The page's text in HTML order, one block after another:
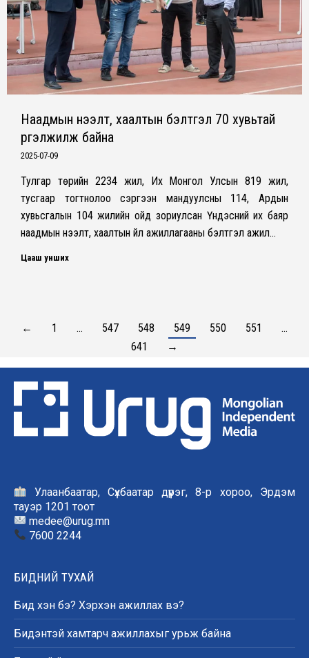
Наадмын нээлт, хаалтын бэлтгэл 70 хувьтай
үргэлжилж байна
2025-07-09
Тулгар төрийн 2234 жил, Их Монгол Улсын 819 жил,
тусгаар тогтнолоо сэргээн мандуулсны 114, Ардын
хувьсгалын 104 жилийн ойд зориулсан Үндэсний их баяр
наадмын нээлт, хаалтын үйл ажиллагааны бэлтгэл ажил…
Цааш унших
← 1 … 547 548 549 550 551
…
641
→
Улаанбаатар, Сүхбаатар дүүрэг, 8-р хороо, Эрдэм
тауэр 1201 тоот
medee@urug.mn
7600 2244
БИДНИЙ ТУХАЙ
Бид хэн бэ? Хэрхэн ажиллах вэ?
Бидэнтэй хамтарч ажиллахыг урьж байна